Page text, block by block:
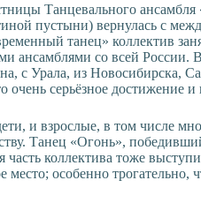
Танцевального ансамбля
пустыни) вернулась с
танец» коллектив
ансамблями со всей России.
с Урала, из Новосибирска,
очень серьёзное достижение
и взрослые, в том числе
Танец «Огонь»,
часть коллектива тоже
особенно трогательно,